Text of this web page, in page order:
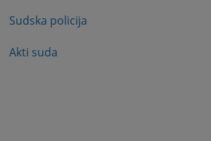
Sudska policija
Akti suda